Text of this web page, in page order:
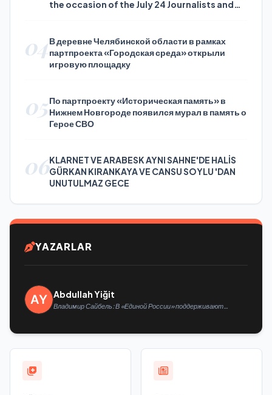
the occasion of the July 24 Journalists and
04В деревне Челябинской области в рамках
партпроекта «Городская среда» открыли
игровую площадку
05По партпроекту «Историческая память» в
Нижнем Новгороде появился мурал в память о
Герое СВО
06KLARNET VE ARABESK AYNI SAHNE'DE HALİS
GÜRKAN KIRANKAYA VE CANSU SOYLU 'DAN
UNUTULMAZ GECE
YAZARLAR
Abdullah Yiğit
Владимир Сайбель: В «Единой России» поддерживают